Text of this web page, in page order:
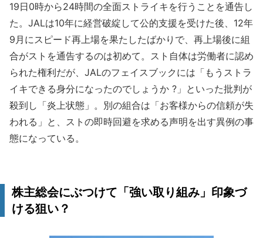
19日0時から24時間の全面ストライキを行うことを通告し
た。JALは10年に経営破綻して公的支援を受けた後、12年
9月にスピード再上場を果たしたばかりで、再上場後に組
合がストを通告するのは初めて。スト自体は労働者に認め
られた権利だが、JALのフェイスブックには「もうストラ
イキできる身分になったのでしょうか ?」といった批判が
殺到し「炎上状態」。別の組合は「お客様からの信頼が失
われる」と、ストの即時回避を求める声明を出す異例の事
態になっている。
株主総会にぶつけて「強い取り組み」印象づ
ける狙い？